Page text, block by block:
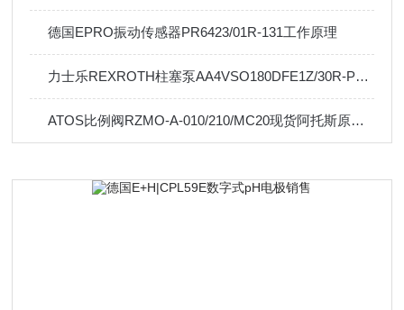
德国EPRO振动传感器PR6423/01R-131工作原理
力士乐REXROTH柱塞泵AA4VSO180DFE1Z/30R-PZB25U99
ATOS比例阀RZMO-A-010/210/MC20现货阿托斯原厂直销